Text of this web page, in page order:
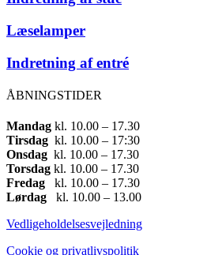
Læselamper
Indretning af entré
ÅBNINGSTIDER
Mandag ​ kl. 10.00 – 17.30​
Tirsdag ​ kl. 10.00 – 17:30​
Onsdag ​ kl. 10.00 – 17.30​
Torsdag ​ kl. 10.00 – 17.30​
Fredag ​ kl. 10.00 – 17.30​
Lørdag ​ kl. 10.00 – 13.00
Vedligeholdelsesvejledning
Cookie og privatlivspolitik